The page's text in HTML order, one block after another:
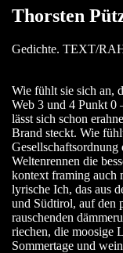
Thorsten
Gedichte. TEXT/
Wie fühlt sie sich an,
Web 3 und 4 Punkt 0
lässt sich schon
Brand steckt. Wie
Weltenrennen die
kontext framing auch
lyrische Ich, das aus
und Südtirol, auf den
rauschenden
riechen, die moosige
Sommertage und